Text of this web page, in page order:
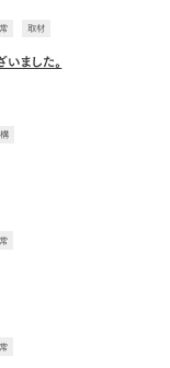
ました。
取材